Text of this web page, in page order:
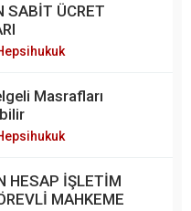
SABİT ÜCRET
Masrafları
HESAP İŞLETİM
MAHKEME